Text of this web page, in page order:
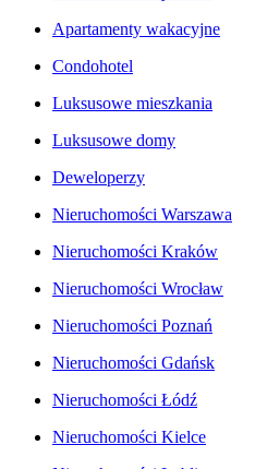
Apartamenty wakacyjne
Condohotel
Luksusowe mieszkania
Luksusowe domy
Deweloperzy
Nieruchomości Warszawa
Nieruchomości Kraków
Nieruchomości Wrocław
Nieruchomości Poznań
Nieruchomości Gdańsk
Nieruchomości Łódź
Nieruchomości Kielce